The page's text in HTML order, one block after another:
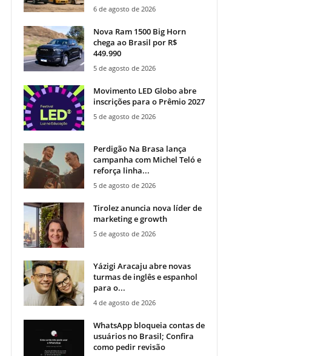
6 de agosto de 2026
Nova Ram 1500 Big Horn
chega ao Brasil por R$
449.990
5 de agosto de 2026
Movimento LED Globo abre
inscrições para o Prêmio 2027
5 de agosto de 2026
Perdigão Na Brasa lança
campanha com Michel Teló e
reforça linha...
5 de agosto de 2026
Tirolez anuncia nova líder de
marketing e growth
5 de agosto de 2026
Yázigi Aracaju abre novas
turmas de inglês e espanhol
para o...
4 de agosto de 2026
WhatsApp bloqueia contas de
usuários no Brasil; Confira
como pedir revisão